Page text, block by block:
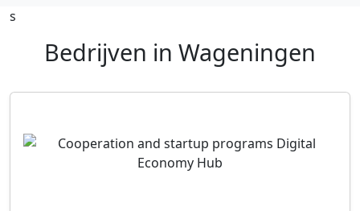
s
Bedrijven in Wageningen